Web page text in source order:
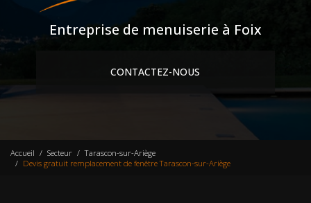
Entreprise de menuiserie à Foix
CONTACTEZ-NOUS
Accueil Secteur
Tarascon-sur-Ariège
Devis gratuit remplacement de fenêtre Tarascon-sur-Ariège